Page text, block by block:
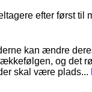
efter først til
kan ændre
og det
skal være plads...